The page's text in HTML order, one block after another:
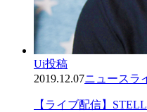
Ui投稿
2019.12.07ニュースラ
【ライブ配信】